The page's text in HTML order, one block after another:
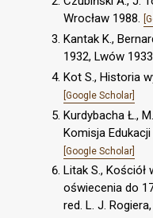
Wrocław 1988.
Kantak K.,
1932, Lwów
Kot S., Historia
[Google Scholar]
Kurdybacha Ł.,
Komisja
[Google Scholar]
Litak S.,
oświecenia do
red. L. J.